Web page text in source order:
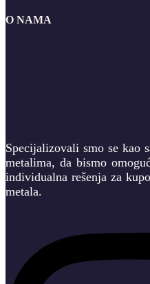
O NAMA
Specijalizovali smo se kao
metalima, da bismo
individualna rešenja za
metala.